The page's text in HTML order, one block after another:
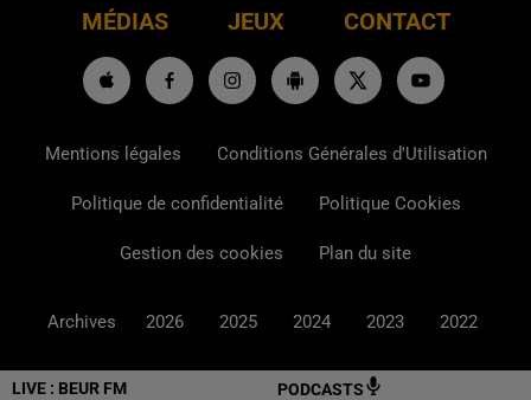
LIVE : BEUR FM PODCASTS
MÉDIAS JEUX CONTACT
Mentions légales Conditions Générales d'Utilisation
Politique de confidentialité Politique Cookies
Gestion des cookies Plan du site
Archives 2026 2025 2024 2023 2022